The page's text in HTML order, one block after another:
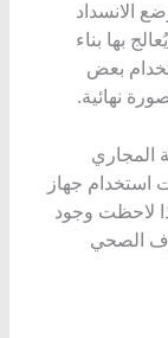
الانسداد
بها بناء
بعض
نهائية.
المجاري
استخدام جهاز
لاحظت وجود
الصحي